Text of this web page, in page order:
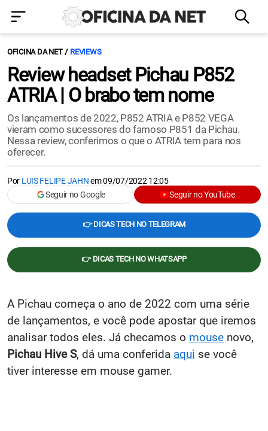
OFICINA DA NET REVIEWS
Review headset Pichau P852
ATRIA | O brabo tem nome
Os lançamentos de 2022, P852 ATRIA e P852 VEGA
vieram como sucessores do famoso P851 da Pichau.
Nessa review, conferimos o que o ATRIA tem para nos
oferecer.
Por LUIS FELIPE JAHNem09/07/2022 12:05
Seguir no Google
Seguir no YouTube
👉 DICAS TECH NO TELEGRAM
👉 DICAS TECH NO WHATSAPP
A Pichau começa o ano de 2022 com uma série
de lançamentos, e você pode apostar que iremos
analisar todos eles. Já checamos o mouse novo,
Pichau Hive S, dá uma conferida aqui se você
tiver interesse em mouse gamer.